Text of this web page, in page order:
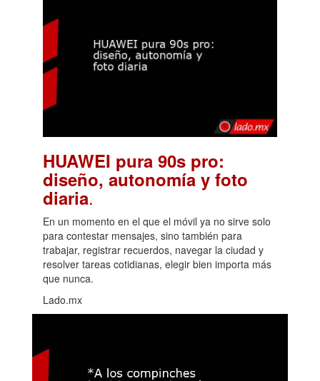
HUAWEI pura 90s pro:
diseño, autonomía y foto
diaria.
En un momento en el que el móvil ya no sirve solo
para contestar mensajes, sino también para
trabajar, registrar recuerdos, navegar la ciudad y
resolver tareas cotidianas, elegir bien importa más
que nunca.
Lado.mx